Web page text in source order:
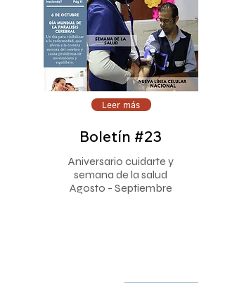
Leer más
Boletín #23
Aniversario cuidarte y
semana de la salud
Agosto - Septiembre